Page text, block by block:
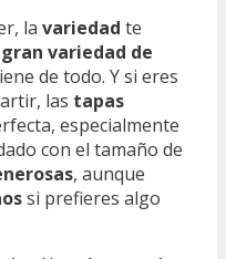
la variedad te
gran variedad de
de todo. Y si eres
las tapas
especialmente
con el tamaño de
, aunque
si prefieres algo